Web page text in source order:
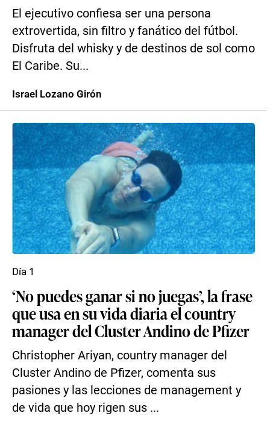
El ejecutivo confiesa ser una persona
extrovertida, sin filtro y fanático del fútbol.
Disfruta del whisky y de destinos de sol como
El Caribe. Su...
Israel Lozano Girón
‘No puedes ganar si no juegas’, la frase
que usa en su vida diaria el country
manager del Cluster Andino de Pfizer
Christopher Ariyan, country manager del
Cluster Andino de Pfizer, comenta sus
pasiones y las lecciones de management y
de vida que hoy rigen sus ...
Día 1